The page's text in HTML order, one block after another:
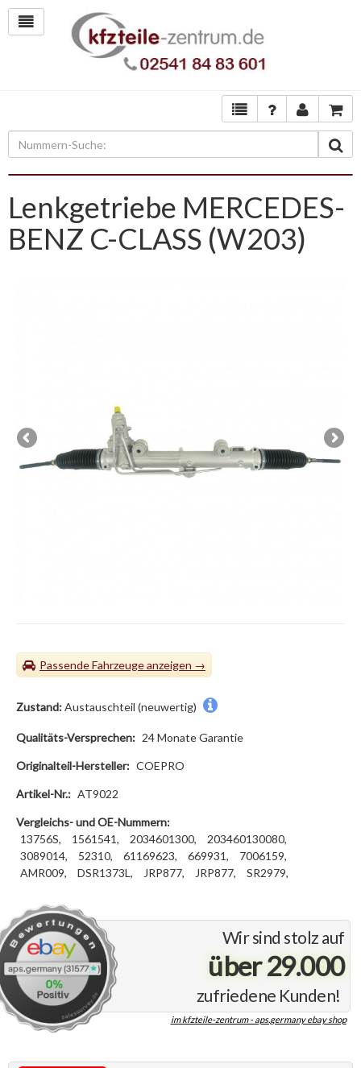
Lenkgetriebe MERCEDES-
BENZ C-CLASS (W203)
Passende Fahrzeuge
Wir sind stolz auf
über 29.000
zufriedene Kunden!
im kfzteile-zentrum - aps.germany ebay shop
Zustand:Austauschteil (neuwertig)
Qualitäts-Versprechen: 24 Monate Garantie
Originalteil-Hersteller: COEPRO
Artikel-Nr.: AT9022
Vergleichs- und OE-Nummern:
13756S,
1561541, 2034601300,
203460130080,
3089014,
52310, 61169623, 669931,
7006159,
AMR009,
DSR1373L, JRP877, JRP877, SR2979,